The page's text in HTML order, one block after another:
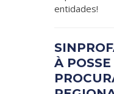
entidades!
À